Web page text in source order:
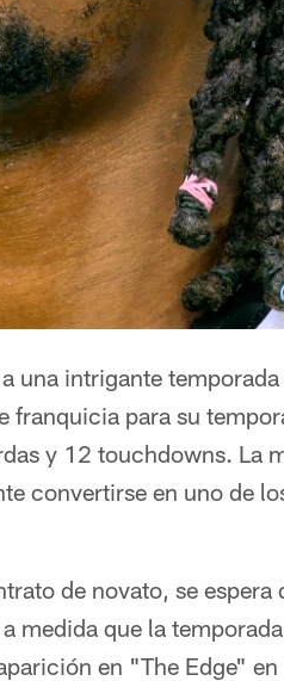
una intrigante
franquicia para su
y 12 touchdowns. La
convertirse en uno de
de novato, se espera
medida que la
en "The Edge" en